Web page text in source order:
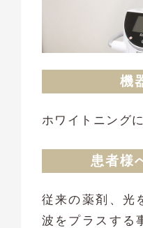
機
ホワイトニング
患者様
従来の薬剤、光
波をプラスする